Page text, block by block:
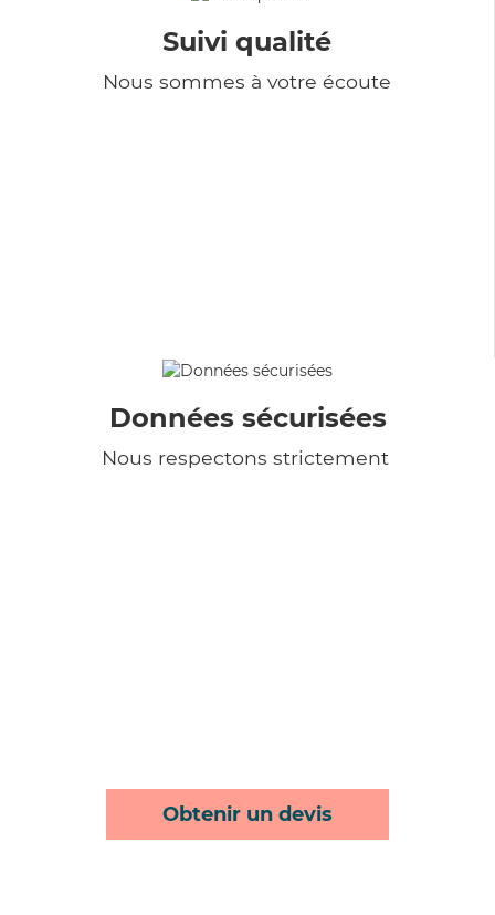
Suivi qualité
Nous sommes à votre écoute
Données sécurisées
Nous respectons strictement
Obtenir un devis